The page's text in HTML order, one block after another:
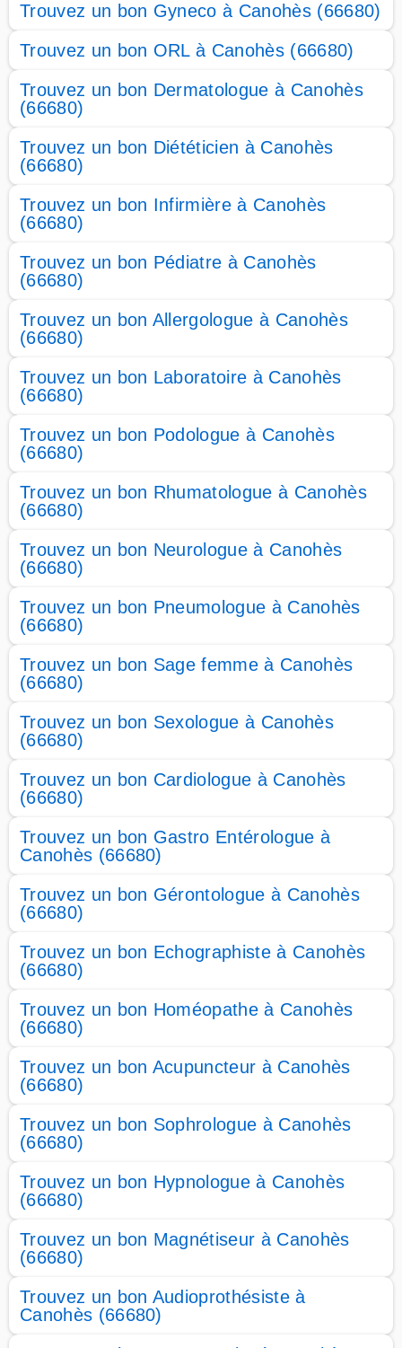
Trouvez un bon Gyneco à Canohès (66680)
Trouvez un bon ORL à Canohès (66680)
Trouvez un bon Dermatologue à Canohès
(66680)
Trouvez un bon Diététicien à Canohès
(66680)
Trouvez un bon Infirmière à Canohès
(66680)
Trouvez un bon Pédiatre à Canohès
(66680)
Trouvez un bon Allergologue à Canohès
(66680)
Trouvez un bon Laboratoire à Canohès
(66680)
Trouvez un bon Podologue à Canohès
(66680)
Trouvez un bon Rhumatologue à Canohès
(66680)
Trouvez un bon Neurologue à Canohès
(66680)
Trouvez un bon Pneumologue à Canohès
(66680)
Trouvez un bon Sage femme à Canohès
(66680)
Trouvez un bon Sexologue à Canohès
(66680)
Trouvez un bon Cardiologue à Canohès
(66680)
Trouvez un bon Gastro Entérologue à
Canohès (66680)
Trouvez un bon Gérontologue à Canohès
(66680)
Trouvez un bon Echographiste à Canohès
(66680)
Trouvez un bon Homéopathe à Canohès
(66680)
Trouvez un bon Acupuncteur à Canohès
(66680)
Trouvez un bon Sophrologue à Canohès
(66680)
Trouvez un bon Hypnologue à Canohès
(66680)
Trouvez un bon Magnétiseur à Canohès
(66680)
Trouvez un bon Audioprothésiste à
Canohès (66680)